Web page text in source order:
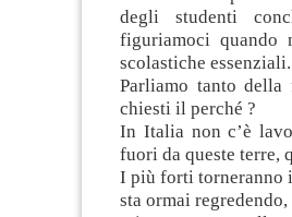
degli studenti
figuriamoci quando
scolastiche essenziali.
Parliamo tanto
chiesti il perché ?
In Italia non c’è
fuori da queste terre,
I più forti torneranno
sta ormai